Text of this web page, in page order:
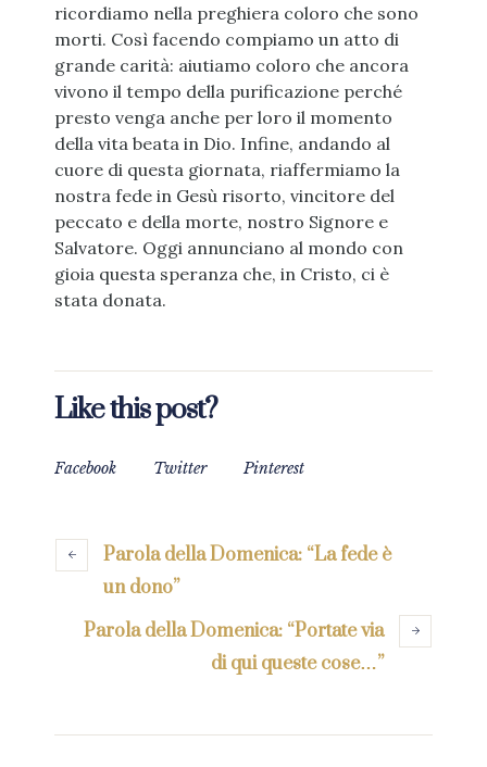
ricordiamo nella preghiera coloro che sono
morti. Così facendo compiamo un atto di
grande carità: aiutiamo coloro che ancora
vivono il tempo della purificazione perché
presto venga anche per loro il momento
della vita beata in Dio. Infine, andando al
cuore di questa giornata, riaffermiamo la
nostra fede in Gesù risorto, vincitore del
peccato e della morte, nostro Signore e
Salvatore. Oggi annunciano al mondo con
gioia questa speranza che, in Cristo, ci è
stata donata.
Like this post?
Facebook Twitter Pinterest
Parola della Domenica: “La fede è
un dono”
Parola della Domenica: “Portate via
di qui queste cose…”